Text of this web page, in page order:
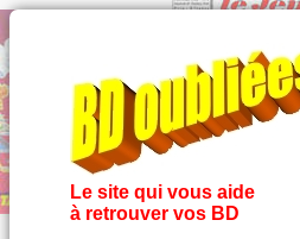
Le site qui vous aide
à retrouver vos BD